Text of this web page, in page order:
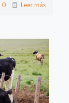
0 Leer más